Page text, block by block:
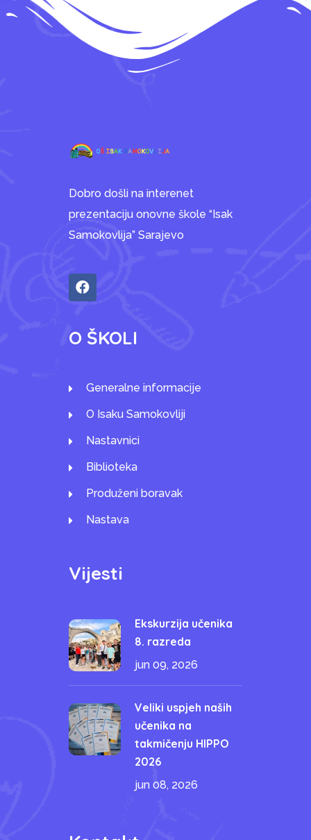
Dobro došli na interenet
prezentaciju onovne škole “Isak
Samokovlija” Sarajevo
O ŠKOLI
Generalne informacije
O Isaku Samokovliji
Nastavnici
Biblioteka
Produženi boravak
Nastava
Vijesti
Ekskurzija učenika
8. razreda
jun 09, 2026
Veliki uspjeh naših
učenika na
takmičenju HIPPO
2026
jun 08, 2026